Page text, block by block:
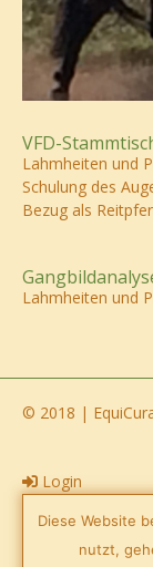
VFD-
Lahmheiten und
Schulung des
Bezug als
Lahmheiten und
© 2018 |
Login
Diese Website
nutzt,